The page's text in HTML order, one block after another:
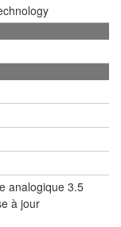
analogique 3.5
à jour